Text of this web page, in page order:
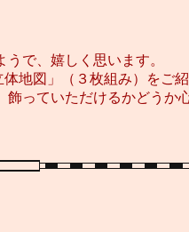
で、嬉しく思います。
地図」（３枚組み）をご
っていただけるかどうか